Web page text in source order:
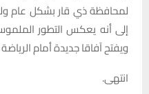
لمحافظة ذي قار بشكل عام
إلى أنه يعكس التطور
ويفتح آفاقا جديدة أمام
انتهى.